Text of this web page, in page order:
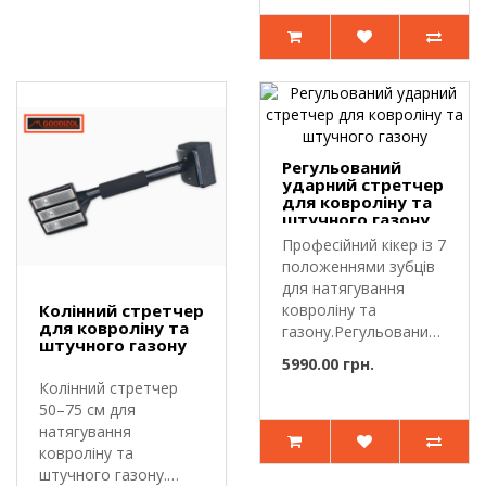
Колінний стретчер
для ковроліну та
штучного газону
Колінний стретчер
50–75 см для
натягування
ковроліну та
штучного газону.
Регульований
ударний стретчер
для ковроліну та
штучного газону
Професійний кікер із 7
положеннями зубців
для натягування
ковроліну та
газону.Регульований
5990.00 грн.